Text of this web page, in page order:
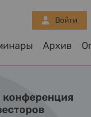
Архив
Войти